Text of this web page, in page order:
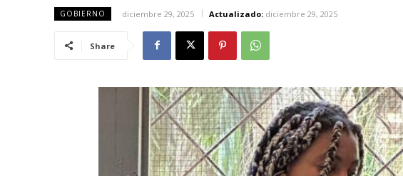
GOBIERNO diciembre 29, 2025 Actualizado: diciembre 29, 2025
Share